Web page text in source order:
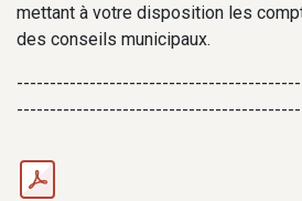
mettant à votre disposition les
des conseils municipaux.